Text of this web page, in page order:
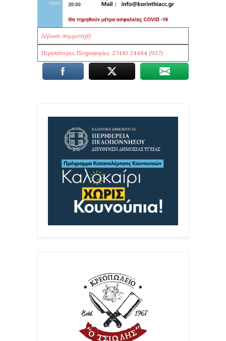
Δήλωσε συμμετοχή!
Περισσότερες Πληροφορίες: 27410 24464 (937)